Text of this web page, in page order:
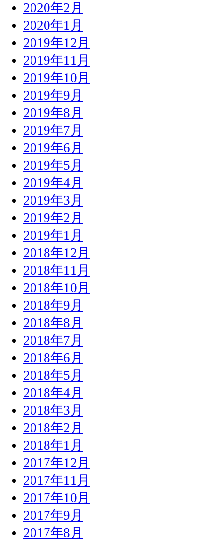
2020年2月
2020年1月
2019年12月
2019年11月
2019年10月
2019年9月
2019年8月
2019年7月
2019年6月
2019年5月
2019年4月
2019年3月
2019年2月
2019年1月
2018年12月
2018年11月
2018年10月
2018年9月
2018年8月
2018年7月
2018年6月
2018年5月
2018年4月
2018年3月
2018年2月
2018年1月
2017年12月
2017年11月
2017年10月
2017年9月
2017年8月